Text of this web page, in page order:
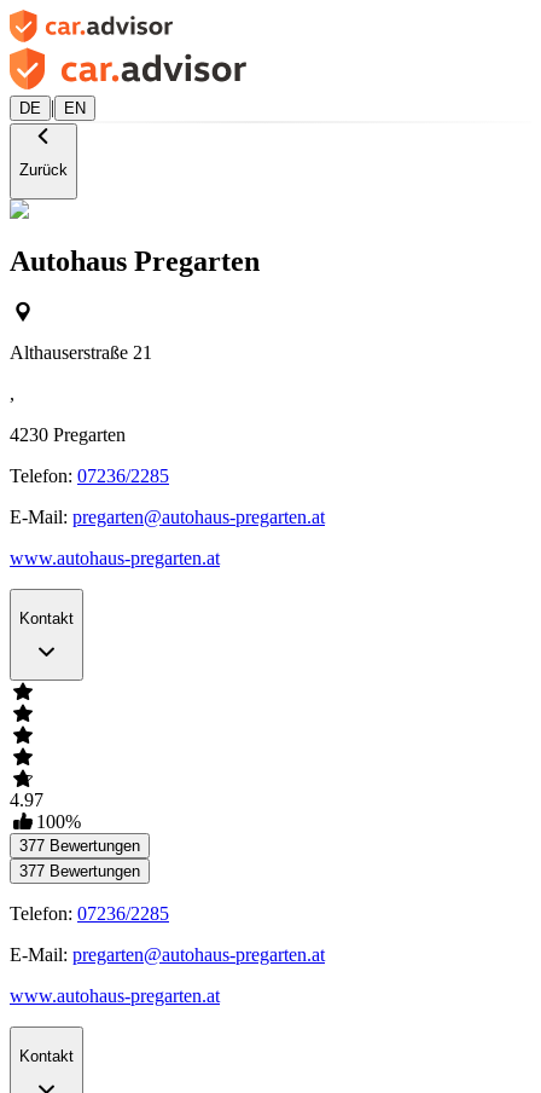
DE | EN
Zurück
Autohaus Pregarten
Althauserstraße 21
,
4230 Pregarten
Telefon: 07236/2285
E-Mail: pregarten@autohaus-pregarten.at
www.autohaus-pregarten.at
Kontakt
4.97
100%
377 Bewertungen
377 Bewertungen
Telefon: 07236/2285
E-Mail: pregarten@autohaus-pregarten.at
www.autohaus-pregarten.at
Kontakt